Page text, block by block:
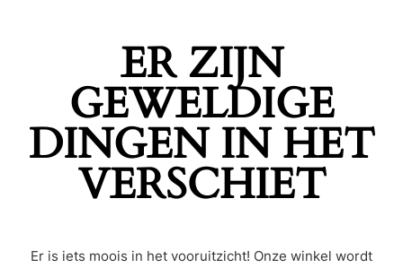
ER ZIJN
GEWELDIGE
DINGEN IN HET
VERSCHIET
Er is iets moois in het vooruitzicht! Onze winkel wordt